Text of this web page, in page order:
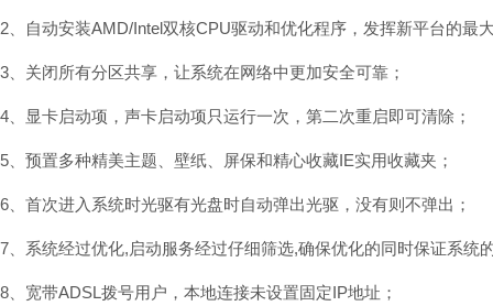
2、自动安装AMD/Intel双核CPU驱动和优化程序，发挥新平台的最
3、关闭所有分区共享，让系统在网络中更加安全可靠；
4、显卡启动项，声卡启动项只运行一次，第二次重启即可清除；
5、预置多种精美主题、壁纸、屏保和精心收藏IE实用收藏夹；
6、首次进入系统时光驱有光盘时自动弹出光驱，没有则不弹出；
7、系统经过优化,启动服务经过仔细筛选,确保优化的同时保证系统
8、宽带ADSL拨号用户，本地连接未设置固定IP地址；